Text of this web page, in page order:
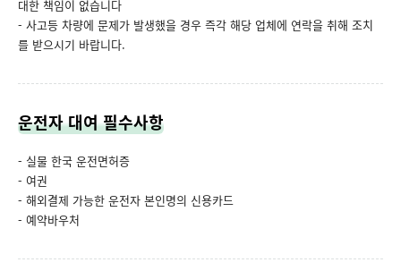
대한 책임이 없습니다
- 사고등 차량에 문제가 발생했을 경우 즉각 해당 업체에 연락을 취해 조치
를 받으시기 바랍니다.
운전자 대여 필수사항
- 실물 한국 운전면허증
- 여권
- 해외결제 가능한 운전자 본인명의 신용카드
- 예약바우처